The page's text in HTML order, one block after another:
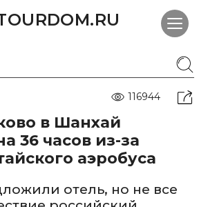
116944
в Шанхай
36 часов из-за
аэробуса
отель, но не все